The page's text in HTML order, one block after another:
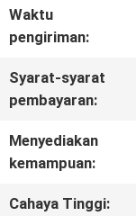
KAMI
BERITA
SEMUA
KASUS
Waktu
pengiriman:
Syarat-syarat
pembayaran:
Menyediakan
kemampuan:
Cahaya Tinggi: